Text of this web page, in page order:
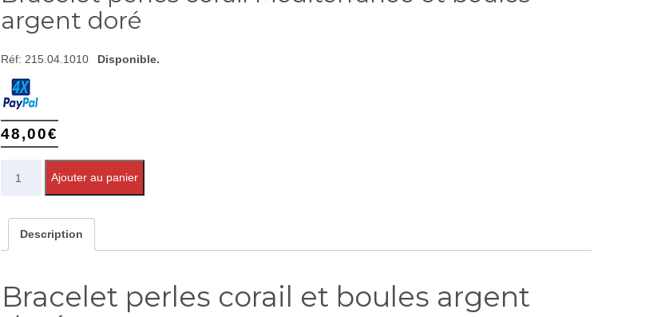
argent doré
Réf: 215.04.1010 Disponible.
48,00€
Ajouter au panier
Description
Bracelet perles corail et boules argent